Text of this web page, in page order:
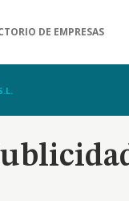
DE EMPRESAS